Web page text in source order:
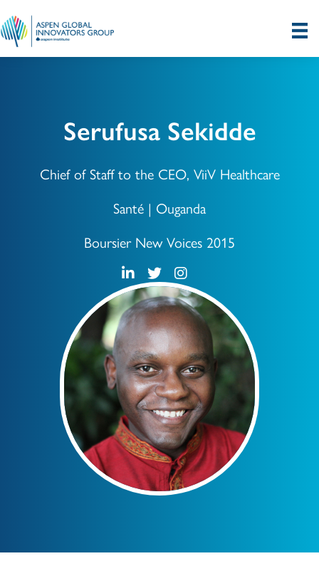
Serufusa Sekidde
Chief of Staff to the CEO, ViiV Healthcare
Santé | Ouganda
Boursier New Voices 2015